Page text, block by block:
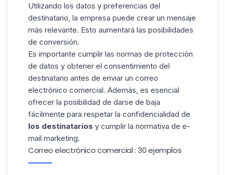
Utilizando los datos y preferencias del
destinatario, la empresa puede crear un mensaje
más relevante. Esto aumentará las posibilidades
de conversión.
Es importante cumplir las normas de protección
de datos y obtener el consentimiento del
destinatario antes de enviar un correo
electrónico comercial. Además, es esencial
ofrecer la posibilidad de darse de baja
fácilmente para respetar la confidencialidad de
los destinatarios y cumplir la normativa de e-
mail marketing.
Correo electrónico comercial : 30 ejemplos